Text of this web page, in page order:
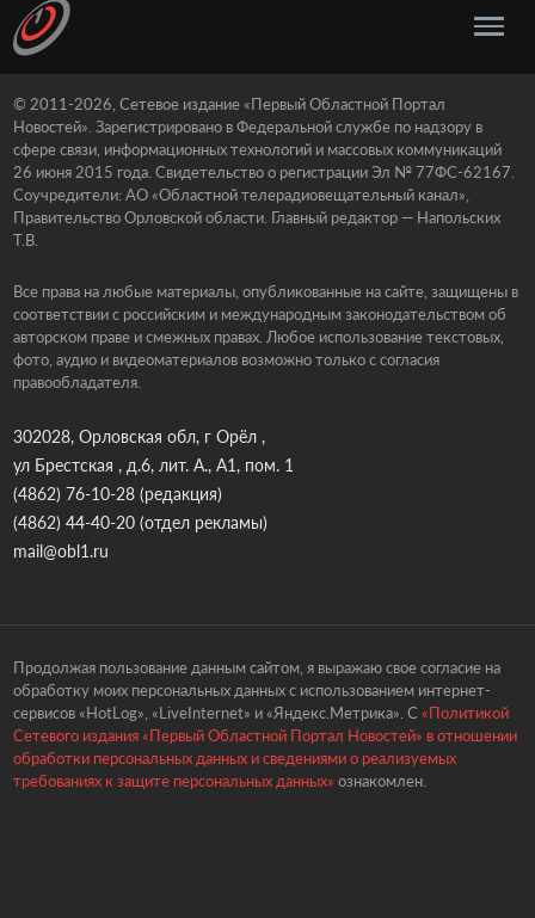
© 2011-2026, Сетевое издание «Первый Областной Портал
Новостей». Зарегистрировано в Федеральной службе по надзору в
сфере связи, информационных технологий и массовых коммуникаций
26 июня 2015 года. Свидетельство о регистрации Эл № 77ФС-62167.
Соучредители: АО «Областной телерадиовещательный канал»,
Правительство Орловской области. Главный редактор — Напольских
Т.В.
Все права на любые материалы, опубликованные на сайте, защищены в
соответствии с российским и международным законодательством об
авторском праве и смежных правах. Любое использование текстовых,
фото, аудио и видеоматериалов возможно только с согласия
правообладателя.
302028, Орловская обл, г Орёл ,
ул Брестская , д.6, лит. А., А1, пом. 1
(4862) 76-10-28(редакция)
(4862) 44-40-20(отдел рекламы)
mail@obl1.ru
Продолжая пользование данным сайтом, я выражаю свое согласие на
обработку моих персональных данных с использованием интернет-
сервисов «HotLog», «LiveInternet» и «Яндекс.Метрика». С «Политикой
Сетевого издания «Первый Областной Портал Новостей» в отношении
обработки персональных данных и сведениями о реализуемых
требованиях к защите персональных данных» ознакомлен.